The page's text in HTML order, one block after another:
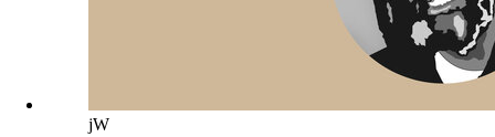
jW